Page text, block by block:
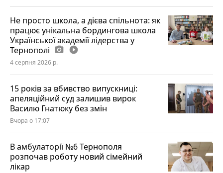
Не просто школа, а дієва спільнота: як
працює унікальна бордингова школа
Української академії лідерства у
Тернополі photo_camera play_circle_filled
4 серпня 2026 р.
15 років за вбивство випускниці:
апеляційний суд залишив вирок
Василю Гнатюку без змін
Вчора о 17:07
В амбулаторії №6 Тернополя
розпочав роботу новий сімейний
лікар